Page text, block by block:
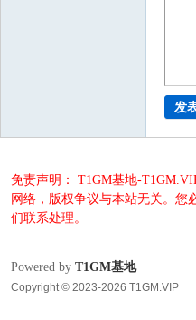
发
免责声明： T1GM基地-
网络，版权争议与本站无关。您
们联系处理。
Powered by T1GM基地
Copyright © 2023-2026 T1GM.VIP